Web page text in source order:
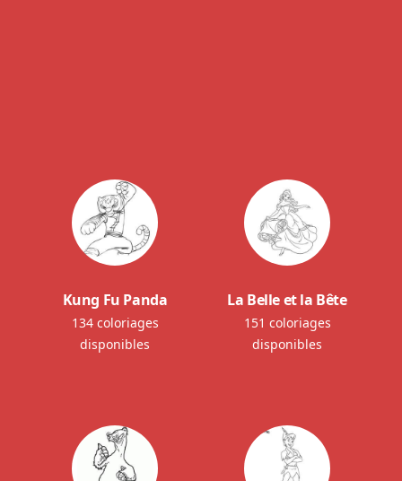
Kung Fu Panda
134 coloriages
disponibles
La Belle et la Bête
151 coloriages
disponibles